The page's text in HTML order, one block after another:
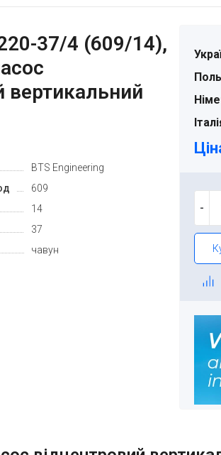
37/4 (609/14),
вертикальний
BTS Engineering
609
14
37
чавун
-